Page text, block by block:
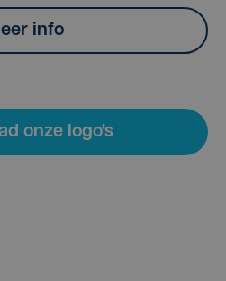
info
onze logo's